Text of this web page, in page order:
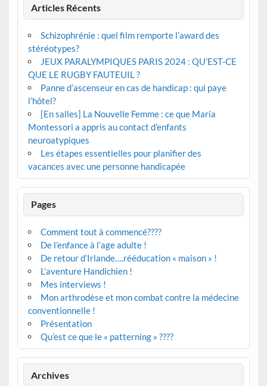
Articles Récents
Schizophrénie : quel film remporte l’award des
stéréotypes?
JEUX PARALYMPIQUES PARIS 2024 : QU’EST-CE
QUE LE RUGBY FAUTEUIL ?
Panne d’ascenseur en cas de handicap : qui paye
l’hôtel?
[En salles] La Nouvelle Femme : ce que Maria
Montessori a appris au contact d’enfants
neuroatypiques
Les étapes essentielles pour planifier des
vacances avec une personne handicapée
Pages
Comment tout à commencé????
De l’enfance à l’age adulte !
De retour d’Irlande….rééducation « maison » !
L’aventure Handichien !
Mes interviews !
Mon arthrodèse et mon combat contre la médecine
conventionnelle !
Présentation
Qu’est ce que le « patterning » ????
Archives